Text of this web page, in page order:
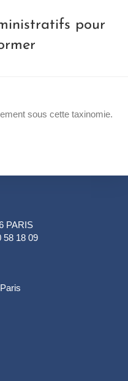
pour
sous cette taxinomie.
PARIS
58 18 09